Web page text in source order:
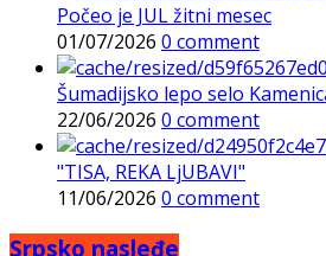
Počeo je JUL žitni mesec
01/07/2026 0 comment
Šumadijsko lepo selo
22/06/2026 0 comment
"TISA, REKA LjUBAVI"
11/06/2026 0 comment
Srpsko nasleđe